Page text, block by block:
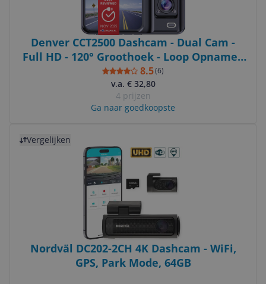
NOV 2025
Denver CCT2500 Dashcam - Dual Cam -
Full HD - 120° Groothoek - Loop Opname -
G-Sensor - Zwart
8.5(6)
v.a. € 32,80
4 prijzen
Ga naar goedkoopste
Vergelijken
Nordväl DC202-2CH 4K Dashcam - WiFi,
GPS, Park Mode, 64GB